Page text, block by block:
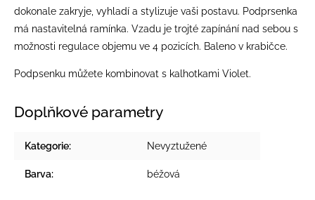
dokonale zakryje, vyhladí a stylizuje vaši postavu. Podprsenka
má nastavitelná ramínka. Vzadu je trojté zapínání nad sebou s
možnosti regulace objemu ve 4 pozicích. Baleno v krabičce.
Podpsenku můžete kombinovat s kalhotkami Violet.
Doplňkové parametry
Kategorie: Nevyztužené
Barva: béžová